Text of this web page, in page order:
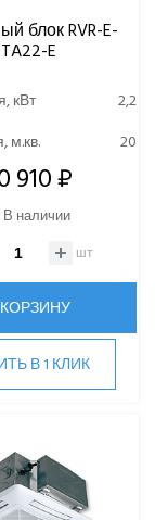
блок RVR-E-
TA22-E
кВт
2,2
м.кв. 20
910 ₽
В наличии
шт
В 1 КЛИК